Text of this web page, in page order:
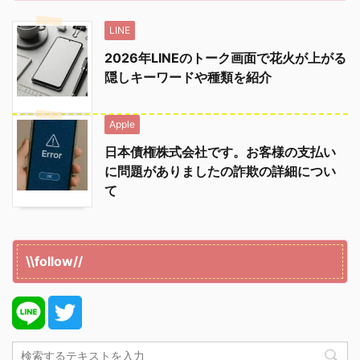
LINE
2026年LINEのトーク画面で花火が上がる
隠しキーワードや種類を紹介
Apple
日本債権株式会社です。お客様の支払い
に問題がありましたの詐欺の詳細につい
て
\\follow//